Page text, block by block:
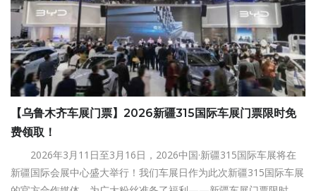
【乌鲁木齐车展门票】2026新疆315国际车展门票限时免
费领取！
2026年3月11日至3月16日，2026中国·新疆315国际车展将在
新疆国际会展中心盛大举行！我们车展日作为此次新疆315国际车展